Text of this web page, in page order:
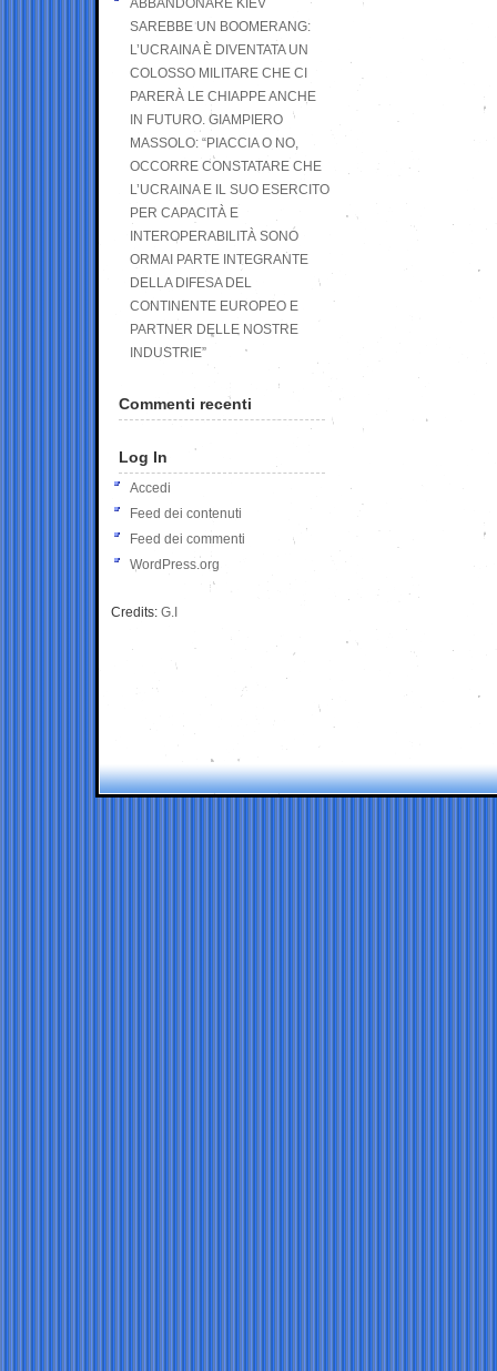
ABBANDONARE KIEV
SAREBBE UN BOOMERANG:
L’UCRAINA È DIVENTATA UN
COLOSSO MILITARE CHE CI
PARERÀ LE CHIAPPE ANCHE
IN FUTURO. GIAMPIERO
MASSOLO: “PIACCIA O NO,
OCCORRE CONSTATARE CHE
L’UCRAINA E IL SUO ESERCITO
PER CAPACITÀ E
INTEROPERABILITÀ SONO
ORMAI PARTE INTEGRANTE
DELLA DIFESA DEL
CONTINENTE EUROPEO E
PARTNER DELLE NOSTRE
INDUSTRIE”
Commenti recenti
Log In
Accedi
Feed dei contenuti
Feed dei commenti
WordPress.org
Credits: G.I